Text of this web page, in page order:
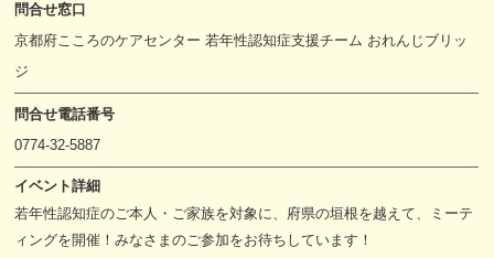
問合せ窓口
京都府こころのケアセンター 若年性認知症支援チーム おれんじブリッ
ジ
問合せ電話番号
0774-32-5887
イベント詳細
若年性認知症のご本人・ご家族を対象に、府県の垣根を越えて、ミーテ
ィングを開催！みなさまのご参加をお待ちしています！